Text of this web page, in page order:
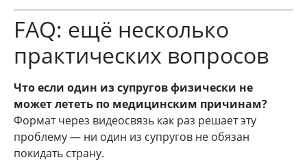
FAQ: ещё несколько
практических вопросов
Что если один из супругов физически не
может лететь по медицинским причинам?
Формат через видеосвязь как раз решает эту
проблему — ни один из супругов не обязан
покидать страну.